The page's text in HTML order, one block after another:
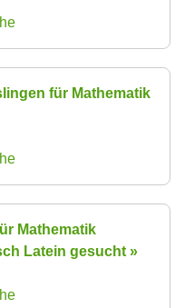
für Mathematik
Mathematik
Latein gesucht »